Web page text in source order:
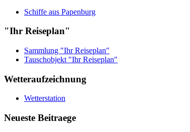
Schiffe aus Papenburg
"Ihr Reiseplan"
Sammlung "Ihr Reiseplan"
Tauschobjekt "Ihr Reiseplan"
Wetteraufzeichnung
Wetterstation
Neueste Beitraege